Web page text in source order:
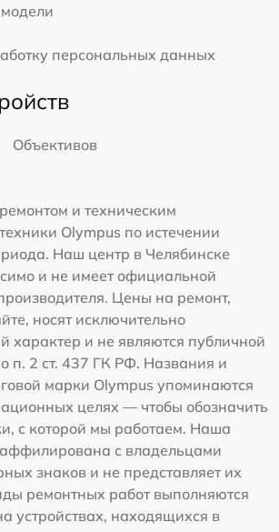
персональных данных
Объективов
и техническим
Olympus по истечении
Наш центр в Челябинске
и не имеет официальной
Цены на ремонт,
носят исключительно
характер и не являются публичной
п. 2 ст. 437 ГК РФ. Названия и
марки Olympus упоминаются
целях — чтобы обозначить
с которой мы работаем. Наша
с владельцами
знаков и не представляет их
ремонтных работ выполняются
устройствах, находящихся в